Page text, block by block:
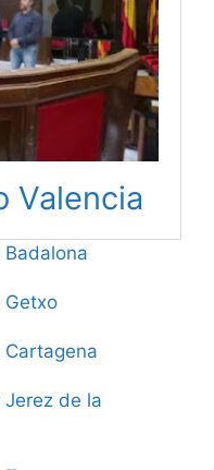
Valencia
Getxo
de la